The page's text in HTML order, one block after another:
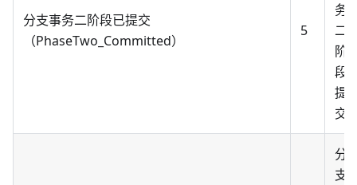
分支事务二阶段已提交
（PhaseTwo_Committed）
5
务
二
阶
段
提
交
分
支